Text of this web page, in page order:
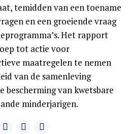
temidden van een toename
en een groeiende vraag
Het rapport
tot actie voor
maatregelen te nemen
van de samenleving
bescherming van kwetsbare
minderjarigen.